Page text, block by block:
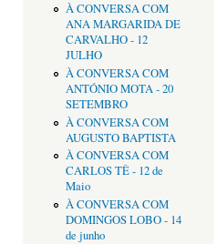
À CONVERSA COM
ANA MARGARIDA DE
CARVALHO - 12
JULHO
À CONVERSA COM
ANTÓNIO MOTA - 20
SETEMBRO
À CONVERSA COM
AUGUSTO BAPTISTA
À CONVERSA COM
CARLOS TÊ - 12 de
Maio
À CONVERSA COM
DOMINGOS LOBO - 14
de junho